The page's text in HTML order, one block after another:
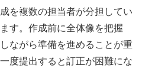
を複数の担当者が分担してい
す。作成前に全体像を把握
ながら準備を進めることが重
度提出すると訂正が困難にな